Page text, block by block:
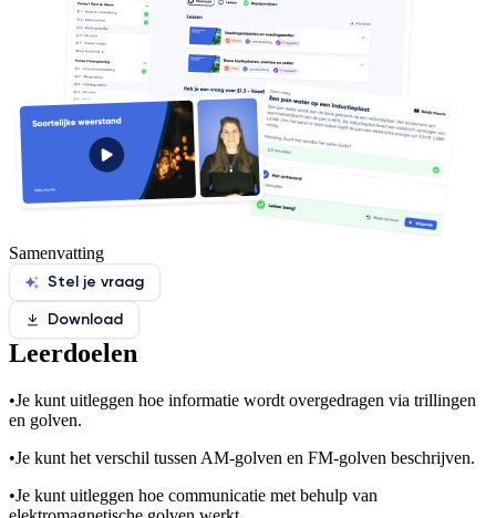
Samenvatting
Stel je vraag
Download
Leerdoelen
•Je kunt uitleggen hoe informatie wordt overgedragen via trillingen
en golven.
•Je kunt het verschil tussen AM-golven en FM-golven beschrijven.
•Je kunt uitleggen hoe communicatie met behulp van